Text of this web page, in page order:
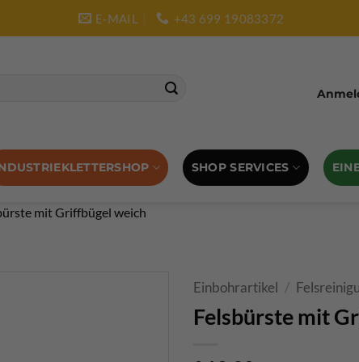
E-MAIL +43 699 19083372
SHOP SERVICES
mit Griffbügel weich
Einbohrartikel /
Felsbürste mit